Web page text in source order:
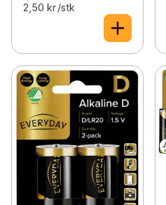
2,50 kr /stk